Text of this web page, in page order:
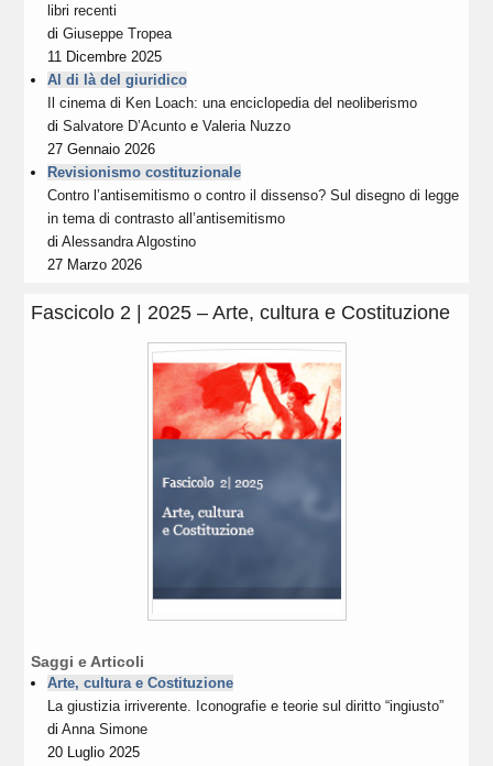
libri recenti
diGiuseppe Tropea
11 Dicembre 2025
Al di là del giuridico
Il cinema di Ken Loach: una enciclopedia del neoliberismo
diSalvatore D’Acunto eValeria Nuzzo
27 Gennaio 2026
Revisionismo costituzionale
Contro l’antisemitismo o contro il dissenso? Sul disegno di legge
in tema di contrasto all’antisemitismo
diAlessandra Algostino
27 Marzo 2026
Fascicolo 2 | 2025 – Arte, cultura e Costituzione
Saggi e Articoli
Arte, cultura e Costituzione
La giustizia irriverente. Iconografie e teorie sul diritto “ingiusto”
diAnna Simone
20 Luglio 2025